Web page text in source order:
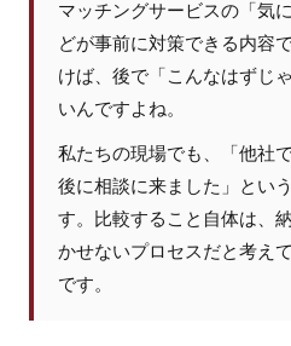
マッチングサービスの「気
どが事前に対策できる内容
けば、後で「こんなはずじ
いんですよね。
私たちの現場でも、「他社
後に相談に来ました」とい
す。比較すること自体は、
かせないプロセスだと考え
です。